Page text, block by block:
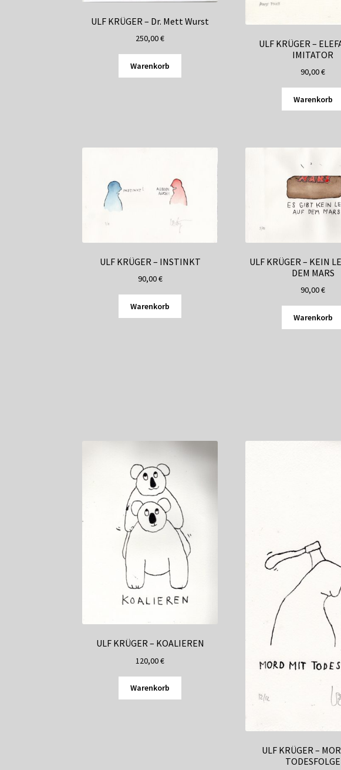
ULF KRÜGER – Dr. Mett Wurst
250,00€
Warenkorb
ULF KRÜGER –
IMITATOR
90,00€
Warenkorb
ULF KRÜGER – INSTINKT
90,00€
Warenkorb
ULF KRÜGER – KEIN
DEM MARS
90,00€
Warenkorb
ULF KRÜGER – KOALIEREN
120,00€
Warenkorb
ULF KRÜGER –
TODESFOLGE